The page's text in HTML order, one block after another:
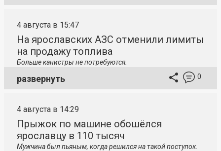
4 августа в 15:47
На ярославских АЗС отменили лимиты
на продажу топлива
Больше канистры не потребуются.
развернуть 0
4 августа в 14:29
Прыжок по машине обошёлся
ярославцу в 110 тысяч
Мужчина был пьяным, когда решился на такой поступок.